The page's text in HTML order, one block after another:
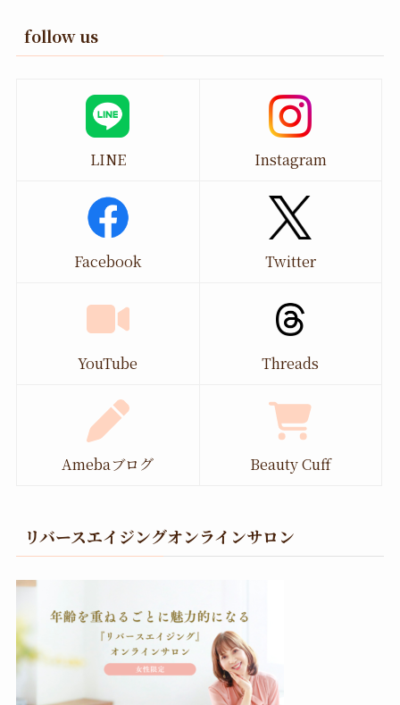
follow us
LINE Instagram
Facebook Twitter
YouTube Threads
Amebaブログ Beauty Cuff
リバースエイジングオンラインサロン